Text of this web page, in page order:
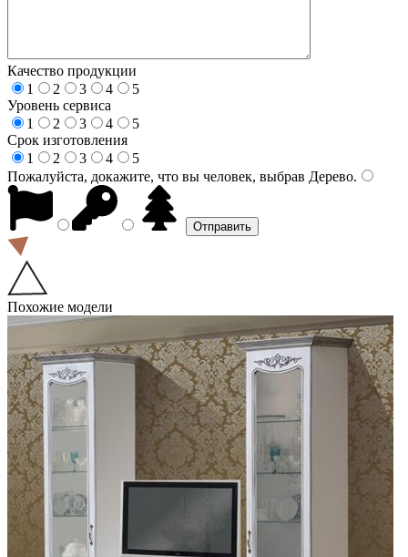
Качество продукции
1
2 3 4
5
Уровень сервиса
1
2 3 4
5
Срок изготовления
1
2 3 4
5
Пожалуйста, докажите, что вы человек, выбрав Дерево.
Похожие модели